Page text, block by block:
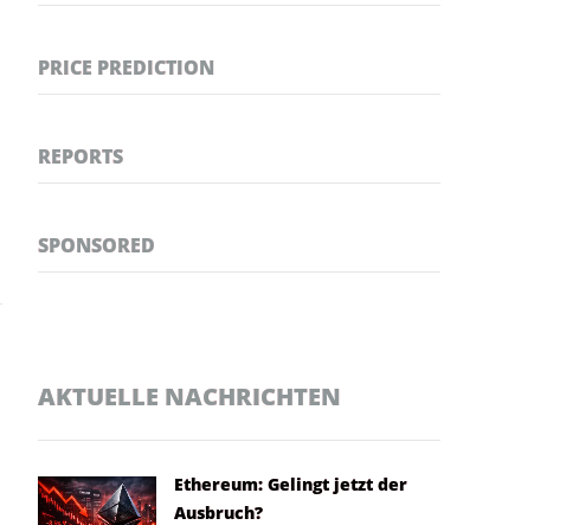
PRICE PREDICTION
REPORTS
SPONSORED
AKTUELLE NACHRICHTEN
Ethereum: Gelingt jetzt der
Ausbruch?